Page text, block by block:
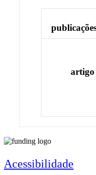
artigo
Acessibilidade